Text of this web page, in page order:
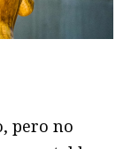
pero no